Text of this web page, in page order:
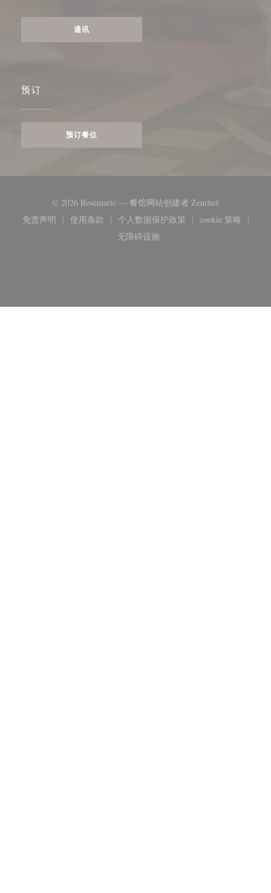
通讯
预订
预订餐位
© 2026 Rosemarie — 餐馆网站创建者 Zenchef((在新窗口中
免责声明
((在新窗口中打开))
使用条款
((在新窗口中打开))
个人数据保护政策
((在新窗口中打开))
cookie 策略
((在新窗口
无障碍设施
((在新窗口中打开))